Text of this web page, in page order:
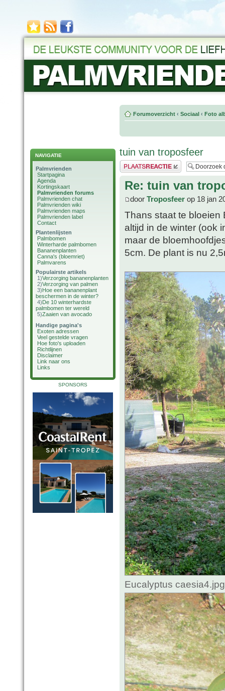
NAVIGATIE
Palmvrienden
Startpagina
Agenda
Kortingskaart
Palmvrienden forums
Palmvrienden chat
Palmvrienden wiki
Palmvrienden maps
Palmvrienden label
Contact
Plantenlijsten
Palmbomen
Winterharde palmbomen
Bananenplanten
Canna's (bloemriet)
Palmvarens
Populairste artikels
1)Verzorging bananenplanten
2)Verzorging van palmen
3)Hoe een bananenplant
beschermen in de winter?
4)De 10 winterhardste
palmbomen ter wereld
5)Zaaien van avocado
Handige pagina's
Exoten adressen
Veel gestelde vragen
Hoe foto's uploaden
Richtlijnen
Disclaimer
Link naar ons
Links
SPONSORS
Forumoverzicht ‹ Sociaal ‹ Foto
tuin van troposfeer
Plaats een reactie
Re: tuin van
door Troposfeer op 18 jan
Thans staat te bloeien
altijd in de winter (ook
maar de
5cm. De plant is nu
Eucalyptus